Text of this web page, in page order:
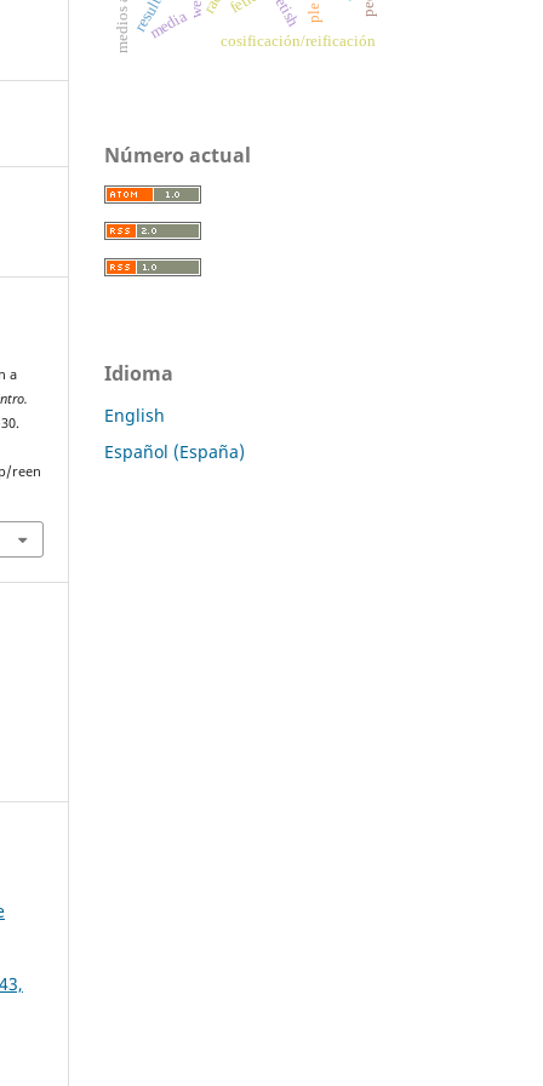
a
reen
fetish
cosificación/reificación
media ple
Número actual
Idioma
English
Español (España)